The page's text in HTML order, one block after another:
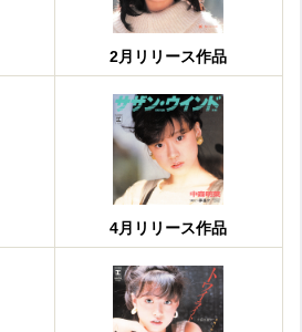
2月リリース作品
4月リリース作品